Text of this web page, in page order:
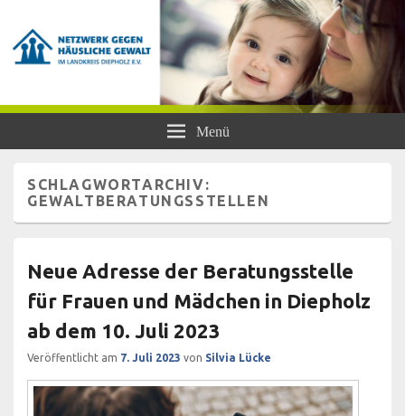
Netzwerk gegen Häusliche Gewalt
Frauen- und Kinderschutzhaus Diepholz, Beratungsstellen für Frauen und
Mädchen, BISS
Menü
SCHLAGWORTARCHIV:
GEWALTBERATUNGSSTELLEN
Neue Adresse der Beratungsstelle
für Frauen und Mädchen in Diepholz
ab dem 10. Juli 2023
Veröffentlicht am 7. Juli 2023 von Silvia Lücke